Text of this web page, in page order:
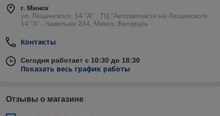
г. Минск
ул. Лещинского, 14 "А" , ТЦ "Автозапчасти на Лещинcкого
14 "A" , павильон 244, Минск, Беларусь
Контакты
Сегодня работает с 10:30 до 18:30
Показать весь график работы
Отзывы о магазине